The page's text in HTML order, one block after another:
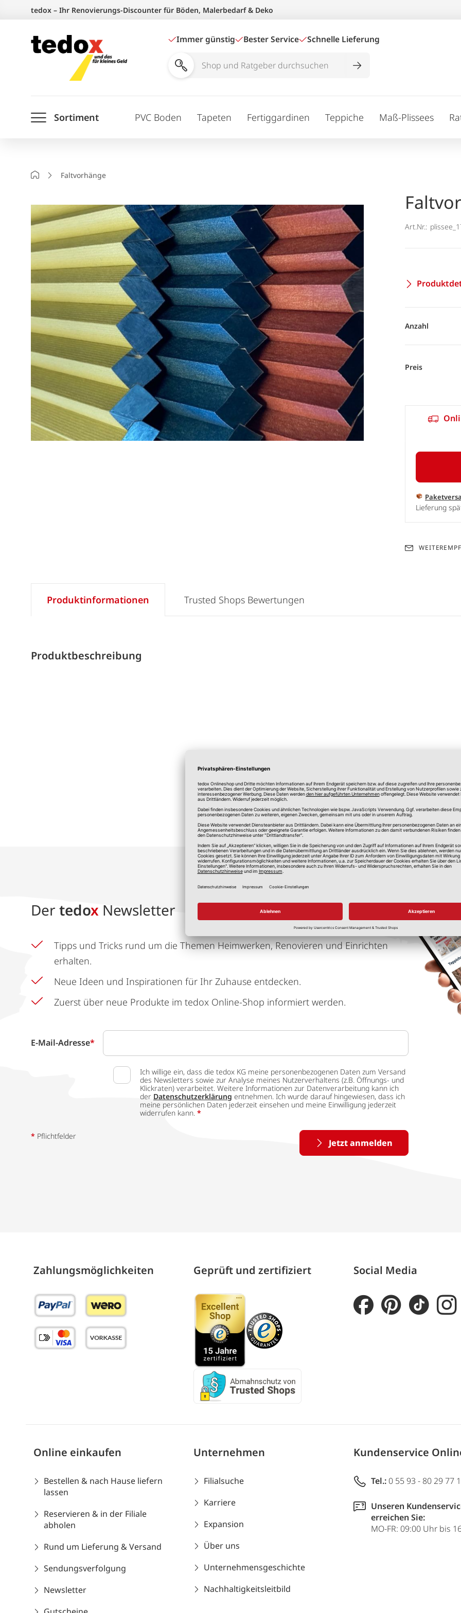
springen
tedox – Ihr Renovierungs-Discounter für Böden, Malerbedarf & Deko
Immer günstig Bester Service Schnelle Lieferung
Shop
durchsuchen
Sortiment PVC Boden Tapeten Fertiggardinen Teppiche Maß-Plissees
StartseiteFaltvorhänge
Art.Nr.:
Anzahl
Preis
Lieferung
Produktinformationen
Produktbeschreibung
Trusted Shops Bewertungen
*Alle Preise in Euro, inkl. gesetzlicher Mehrwertsteuer, zzgl.
Der tedox Newsletter
Tipps und Tricks rund um die Themen Heimwerken, Renovieren und Einrichten
erhalten.
Neue Ideen und Inspirationen für Ihr Zuhause entdecken.
Zuerst über neue Produkte im tedox Online-Shop informiert werden.
E-Mail-Adresse*
Ich willige ein, dass die tedox KG meine personenbezogenen Daten zum Versand
des Newsletters sowie zur Analyse meines Nutzerverhaltens (z.B. Öffnungs- und
Klickraten) verarbeitet. Weitere Informationen zur Datenverarbeitung kann ich
der Datenschutzerklärung entnehmen. Ich wurde darauf hingewiesen, dass ich
meine persönlichen Daten jederzeit einsehen und meine Einwilligung jederzeit
widerrufen kann. *
Jetzt anmelden
* Pflichtfelder
Zahlungs­möglich­keiten Geprüft und zertifiziert Social Media
Online einkaufen
Bestellen & nach Hause liefern
lassen
Reservieren & in der Filiale
abholen
Rund um Lieferung & Versand
Sendungsverfolgung
Newsletter
Unternehmen
Filialsuche
Karriere
Expansion
Über uns
Unternehmensgeschichte
Nachhaltigkeitsleitbild
Kundenservice
Tel.: 0 55 93 - 80 29 77
Unseren
erreichen Sie:
MO-FR: 09:00 Uhr bis